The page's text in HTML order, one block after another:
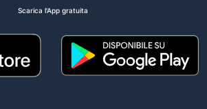
Scarica l'App gratuita